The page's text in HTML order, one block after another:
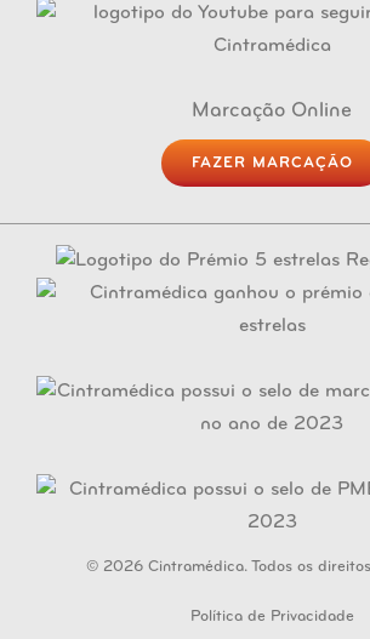
Marcação Online
FAZER MARCAÇÃO
© 2026 Cintramédica. Todos os
Política de Privacidade